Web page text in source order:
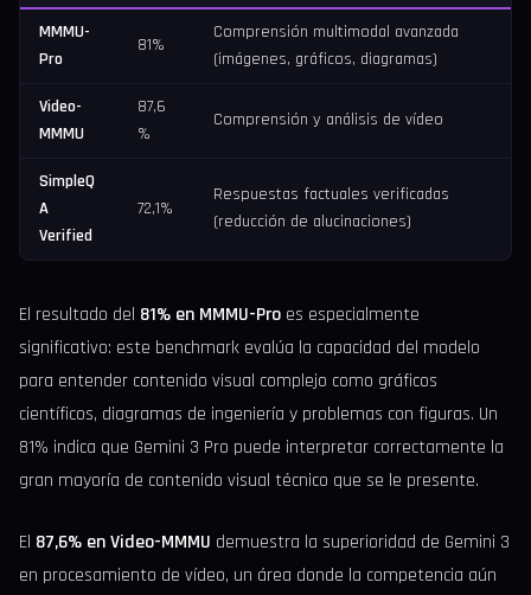
MMMU-
Pro
81%
Comprensión multimodal avanzada
(imágenes, gráficos, diagramas)
Video-
MMMU
87,6
%
Comprensión y análisis de vídeo
SimpleQ
A
Verified
72,1%
Respuestas factuales verificadas
(reducción de alucinaciones)
El resultado del 81% en MMMU-Pro es especialmente
significativo: este benchmark evalúa la capacidad del modelo
para entender contenido visual complejo como gráficos
científicos, diagramas de ingeniería y problemas con figuras. Un
81% indica que Gemini 3 Pro puede interpretar correctamente la
gran mayoría de contenido visual técnico que se le presente.
El 87,6% en Video-MMMU demuestra la superioridad de Gemini 3
en procesamiento de vídeo, un área donde la competencia aún